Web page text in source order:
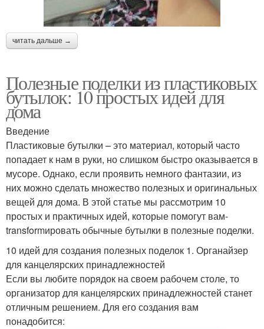
читать дальше →
Полезные поделки из пластиковых
бутылок: 10 простых идей для
дома
Введение
Пластиковые бутылки – это материал, который часто
попадает к нам в руки, но слишком быстро оказывается в
мусоре. Однако, если проявить немного фантазии, из
них можно сделать множество полезных и оригинальных
вещей для дома. В этой статье мы рассмотрим 10
простых и практичных идей, которые помогут вам-
transformировать обычные бутылки в полезные поделки.
10 идей для создания полезных поделок 1. Органайзер
для канцелярских принадлежностей
Если вы любите порядок на своем рабочем столе, то
организатор для канцелярских принадлежностей станет
отличным решением. Для его создания вам
понадобится: